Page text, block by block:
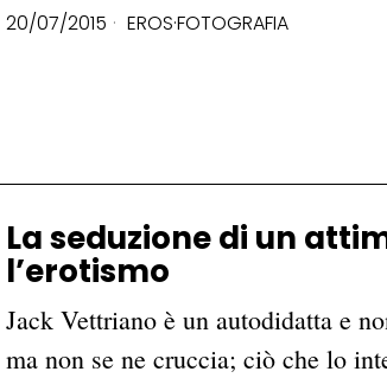
20/07/2015 EROS·FOTOGRAFIA
La seduzione di un
l’erotismo
Jack Vettriano è un autodidatta e
ma non se ne cruccia; ciò che lo